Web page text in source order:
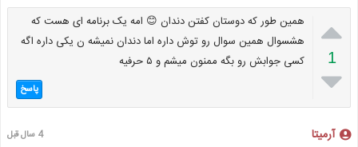

1

همین طور که دوستان کفتن دندان 😊 امه یک برنامه ای هست که
هشسوال همین سوال رو توش داره اما دندان نمیشه ن یکی داره اگه
کسی جوابش رو بگه ممنون میشم و ۵ حرفیه
پاسخ
آرمیتا 4 سال قبل